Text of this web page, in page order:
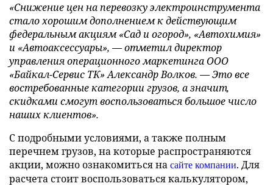
«Снижение цен на перевозку электроинструмента
стало хорошим дополнением к действующим
федеральным акциям «Сад и огород», «Автохимия»
и «Автоаксессуары», — отметилдиректор
управления операционного маркетинга ООО
«Байкал-Сервис ТК» Александр Волков. — Это все
востребованные категории грузов, а значит,
скидками смогут воспользоваться большое число
наших клиентов».
С подробными условиями, а также полным
перечнем грузов, на которые распространяются
акции, можно ознакомиться на сайте компании. Для
расчета стоит воспользоваться калькулятором,